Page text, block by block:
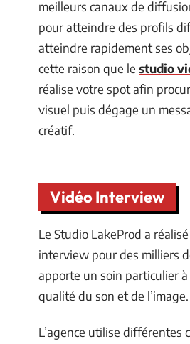
meilleurs canaux de
pour atteindre des profils
atteindre rapidement ses
cette raison que le studio
réalise votre spot afin
visuel puis dégage un
créatif.
Vidéo Interview
Le Studio LakeProd a
interview pour des milliers
apporte un soin particulier à
qualité du son et de l’image.
L’agence utilise différentes